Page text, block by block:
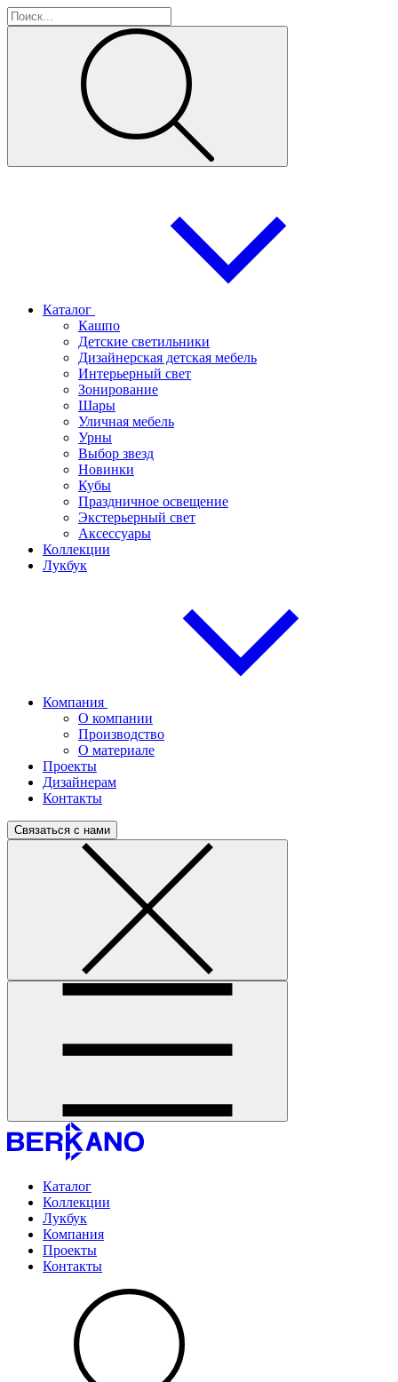
Каталог
Кашпо
Детские светильники
Дизайнерская детская мебель
Интерьерный свет
Зонирование
Шары
Уличная мебель
Урны
Выбор звезд
Новинки
Кубы
Праздничное освещение
Экстерьерный свет
Аксессуары
Коллекции
Лукбук
Компания
О компании
Производство
О материале
Проекты
Дизайнерам
Контакты
Связаться с нами
Каталог
Коллекции
Лукбук
Компания
Проекты
Контакты